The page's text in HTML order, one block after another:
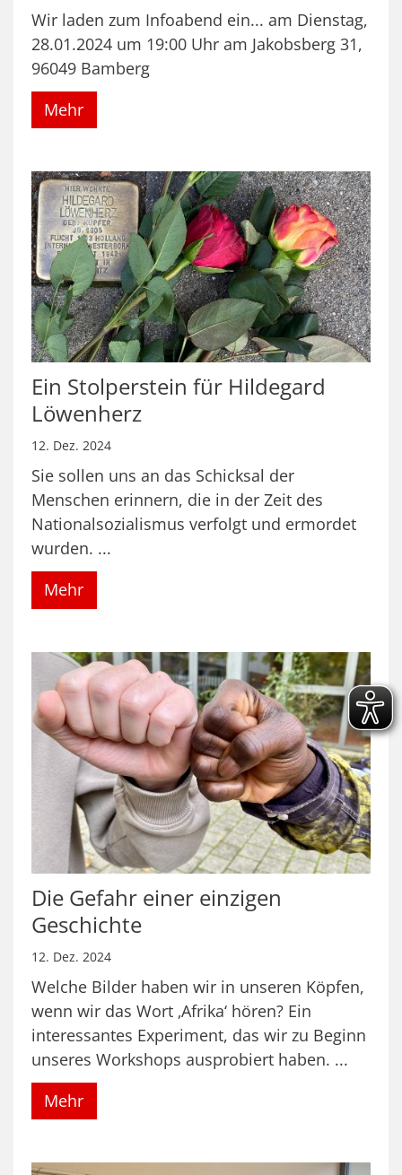
Wir laden zum Infoabend ein... am Dienstag,
28.01.2024 um 19:00 Uhr am Jakobsberg 31,
96049 Bamberg
Mehr
Ein Stolperstein für Hildegard
Löwenherz
12. Dez. 2024
Sie sollen uns an das Schicksal der
Menschen erinnern, die in der Zeit des
Nationalsozialismus verfolgt und ermordet
wurden. ...
Mehr
Die Gefahr einer einzigen
Geschichte
12. Dez. 2024
Welche Bilder haben wir in unseren Köpfen,
wenn wir das Wort ‚Afrika‘ hören? Ein
interessantes Experiment, das wir zu Beginn
unseres Workshops ausprobiert haben. ...
Mehr